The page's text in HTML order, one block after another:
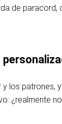
de
los patrones,
¿realmente